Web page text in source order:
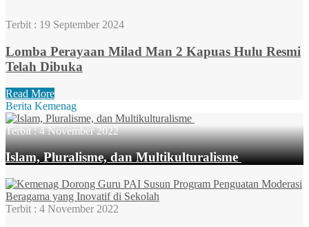
Terbit : 19 September 2024
Lomba Perayaan Milad Man 2 Kapuas Hulu Resmi
Telah Dibuka
Read More
Berita Kemenag
Terbit :4 November 2022
Islam, Pluralisme, dan Multikulturalisme
Terbit : 4 November 2022